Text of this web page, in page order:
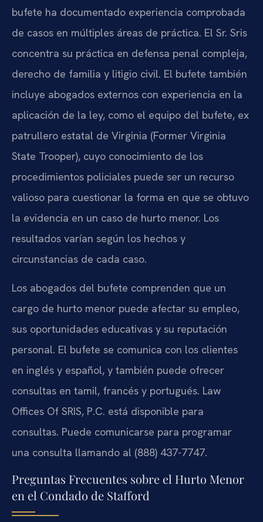
bufete ha documentado experiencia comprobada
de casos en múltiples áreas de práctica. El Sr. Sris
concentra su práctica en defensa penal compleja,
derecho de familia y litigio civil. El bufete también
incluye abogados externos con experiencia en la
aplicación de la ley, como el equipo del bufete, ex
patrullero estatal de Virginia (Former Virginia
State Trooper), cuyo conocimiento de los
procedimientos policiales puede ser un recurso
valioso para cuestionar la forma en que se obtuvo
la evidencia en un caso de hurto menor. Los
resultados varían según los hechos y
circunstancias de cada caso.
Los abogados del bufete comprenden que un
cargo de hurto menor puede afectar su empleo,
sus oportunidades educativas y su reputación
personal. El bufete se comunica con los clientes
en inglés y español, y también puede ofrecer
consultas en tamil, francés y portugués. Law
Offices Of SRIS, P.C. está disponible para
consultas. Puede comunicarse para programar
una consulta llamando al (888) 437-7747.
Preguntas Frecuentes sobre el Hurto Menor
en el Condado de Stafford